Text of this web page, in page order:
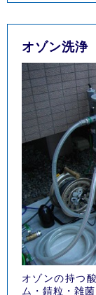
オゾン洗浄
オゾンの持つ
ム・錆粒・雑